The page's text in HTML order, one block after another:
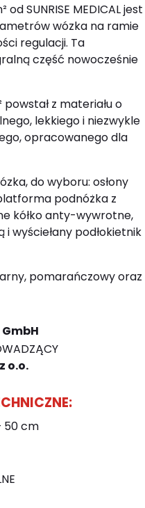
SUNRISE MEDICAL jest
wózka na ramie
regulacji. Ta
część nowocześnie
powstał z materiału o
lekkiego i niezwykle
opracowanego dla
do wyboru: osłony
podnóżka z
kółko anty-wywrotne,
wyściełany podłokietnik
pomarańczowy oraz
o.o.
50 cm